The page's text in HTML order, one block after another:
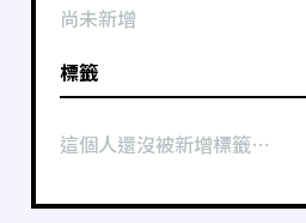
尚未新增
標籤
這個人還沒被新增標籤⋯